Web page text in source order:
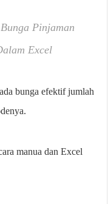
Pinjaman
Excel
bunga efektif jumlah
manua dan Excel